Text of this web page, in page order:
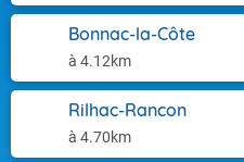
Bonnac-la-Côte
à 4.12km
Rilhac-Rancon
à 4.70km